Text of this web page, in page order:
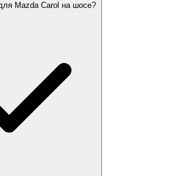
Mazda Carol на шосе?